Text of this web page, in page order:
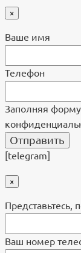
×
Ваше имя
Телефон
Заполняя
[telegram]
×
Представьтесь,
Ваш номер